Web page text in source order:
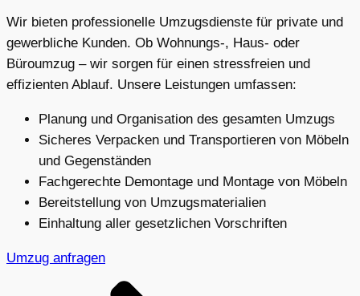
Wir bieten professionelle Umzugsdienste für private und
gewerbliche Kunden. Ob Wohnungs-, Haus- oder
Büroumzug – wir sorgen für einen stressfreien und
effizienten Ablauf. Unsere Leistungen umfassen:
Planung und Organisation des gesamten Umzugs
Sicheres Verpacken und Transportieren von Möbeln
und Gegenständen
Fachgerechte Demontage und Montage von Möbeln
Bereitstellung von Umzugsmaterialien
Einhaltung aller gesetzlichen Vorschriften
Umzug anfragen